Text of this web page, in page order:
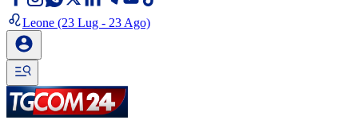
Leone (23 Lug - 23 Ago)